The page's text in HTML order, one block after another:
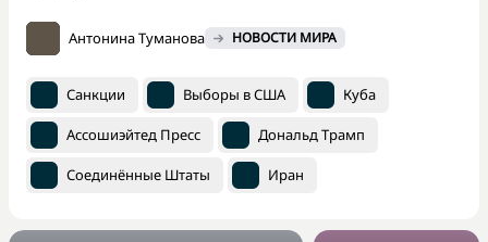
Антонина Туманова НОВОСТИ МИРА
Санкции Выборы в США Куба
Ассошиэйтед Пресс Дональд Трамп
Соединённые Штаты Иран